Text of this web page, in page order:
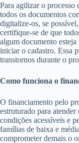
Para agilizar o processo
todos os documentos
digitalize-os, se
certifique-se de que
algum documento
iniciar o cadastro. Essa
transtornos durante o
Como funciona o
O financiamento pelo
estruturado para
condições acessíveis e
famílias de baixa e
comprometer demais o